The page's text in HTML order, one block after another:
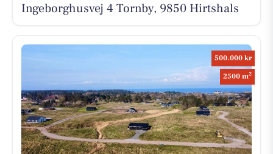
Ingeborghusvej 4 Tornby, 9850 Hirtshals
500.000 kr
2500 m2